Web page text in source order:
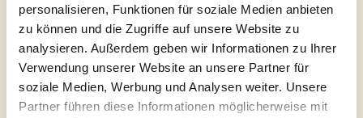
personalisieren, Funktionen für soziale Medien anbieten
zu können und die Zugriffe auf unsere Website zu
analysieren. Außerdem geben wir Informationen zu Ihrer
Verwendung unserer Website an unsere Partner für
soziale Medien, Werbung und Analysen weiter. Unsere
Partner führen diese Informationen möglicherweise mit
Nudeln in ausreichend Salzwasser
bissfest garen, anschließend mit der
Fleischmasse vermengen. Alles in
eine gefettete Auflaufform füllen
und mit Fetakäse bestreuen. Bei